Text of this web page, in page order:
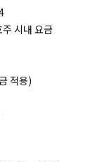
시내 요금
적용)